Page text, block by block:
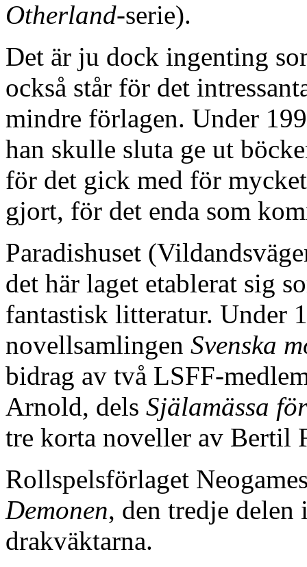
Otherland-serie).
Det är ju dock ingenting
också står för det
mindre förlagen. Under
han skulle sluta ge ut
för det gick med för
gjort, för det enda som
Paradishuset
det här laget etablerat sig
fantastisk litteratur. Under
novellsamlingen Svenska
bidrag av två LSFF-
Arnold, dels Själamässa
tre korta noveller av Bertil
Rollspelsförlaget
Demonen, den tredje
drakväktarna.